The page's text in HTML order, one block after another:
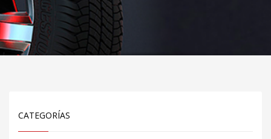
CATEGORÍAS